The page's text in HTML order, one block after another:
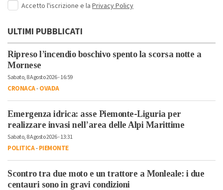
Accetto l'iscrizione e la Privacy Policy
ULTIMI PUBBLICATI
Ripreso l’incendio boschivo spento la scorsa notte a
Mornese
Sabato, 8 Agosto 2026 - 16:59
CRONACA-OVADA
Emergenza idrica: asse Piemonte-Liguria per
realizzare invasi nell’area delle Alpi Marittime
Sabato, 8 Agosto 2026 - 13:31
POLITICA-PIEMONTE
Scontro tra due moto e un trattore a Monleale: i due
centauri sono in gravi condizioni